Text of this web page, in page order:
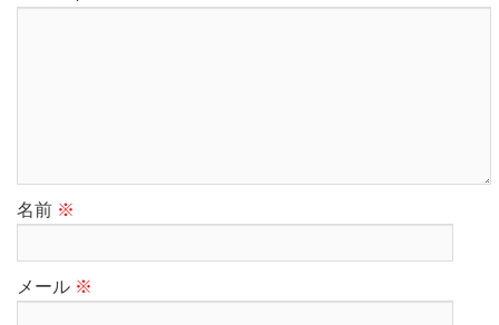
名前 ※
メール ※